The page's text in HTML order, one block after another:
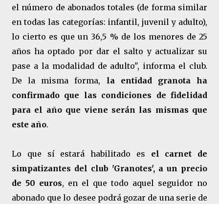
el número de abonados totales (de forma similar
en todas las categorías: infantil, juvenil y adulto),
lo cierto es que un 36,5 % de los menores de 25
años ha optado por dar el salto y actualizar su
pase a la modalidad de adulto", informa el club.
De la misma forma, la entidad granota ha
confirmado que las condiciones de fidelidad
para el año que viene serán las mismas que
este año.
Lo que sí estará habilitado es el carnet de
simpatizantes del club 'Granotes', a un precio
de 50 euros, en el que todo aquel seguidor no
abonado que lo desee podrá gozar de una serie de